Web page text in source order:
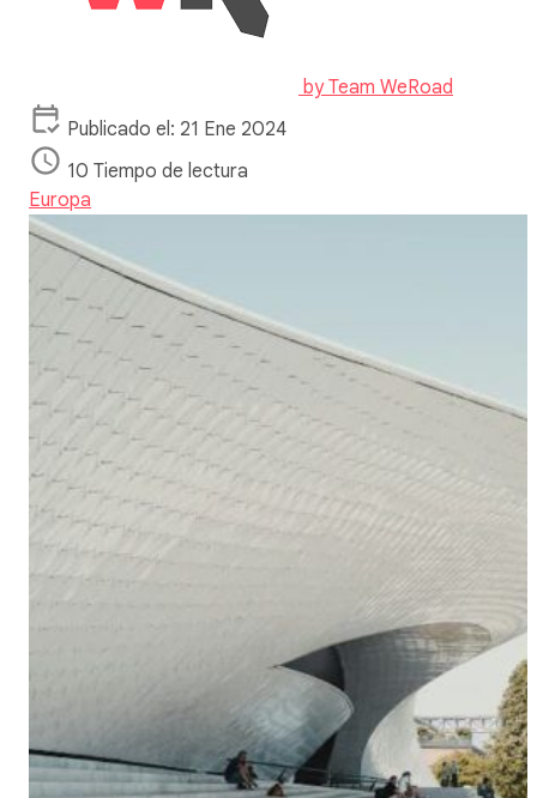
byTeam WeRoad
Publicado el: 21 Ene 2024
10 Tiempo de lectura
Europa